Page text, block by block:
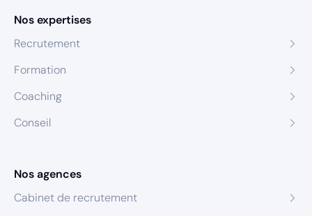
Nos expertises
Recrutement
Formation
Coaching
Conseil
Nos agences
Cabinet de recrutement